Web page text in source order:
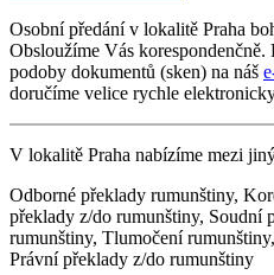
Osobní předání v lokalitě Praha
Obsloužíme Vás
podoby dokumentů (sken) na náš
doručíme velice rychle
V lokalitě Praha nabízíme mezi
Odborné překlady rumunštiny,
překlady z/do rumunštiny, Soudní
rumunštiny, Tlumočení
Právní překlady z/do rumunštiny